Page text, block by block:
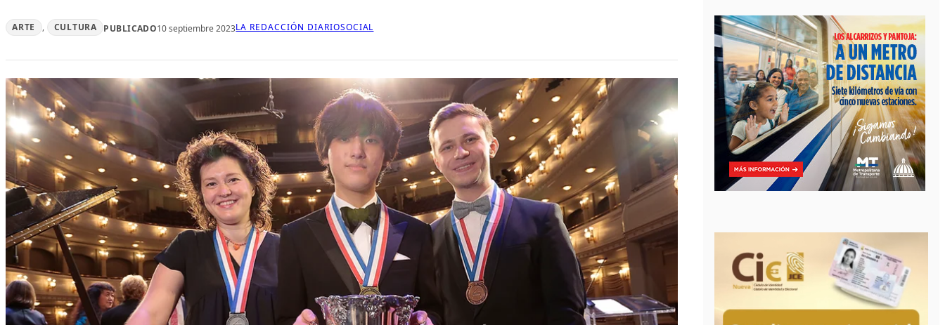
ARTE , CULTURA PUBLICADO10 septiembre 2023LA REDACCIÓN DIARIOSOCIAL